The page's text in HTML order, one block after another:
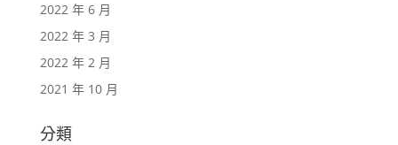
2022 年 6 月
2022 年 3 月
2022 年 2 月
2021 年 10 月
分類